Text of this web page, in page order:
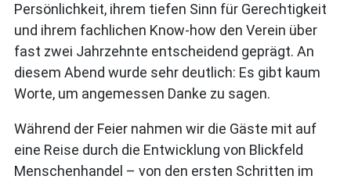
Persönlichkeit, ihrem tiefen Sinn für Gerechtigkeit
und ihrem fachlichen Know-how den Verein über
fast zwei Jahrzehnte entscheidend geprägt. An
diesem Abend wurde sehr deutlich: Es gibt kaum
Worte, um angemessen Danke zu sagen.
Während der Feier nahmen wir die Gäste mit auf
eine Reise durch die Entwicklung von Blickfeld
Menschenhandel – von den ersten Schritten im